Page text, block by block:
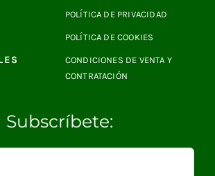
POLÍTICA DE PRIVACIDAD
POLÍTICA DE COOKIES
CONDICIONES DE VENTA Y
CONTRATACIÓN
Subscríbete: